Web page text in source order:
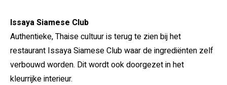
Issaya Siamese Club
Authentieke, Thaise cultuur is terug te zien bij het
restaurant Issaya Siamese Club waar de ingrediënten zelf
verbouwd worden. Dit wordt ook doorgezet in het
kleurrijke interieur.